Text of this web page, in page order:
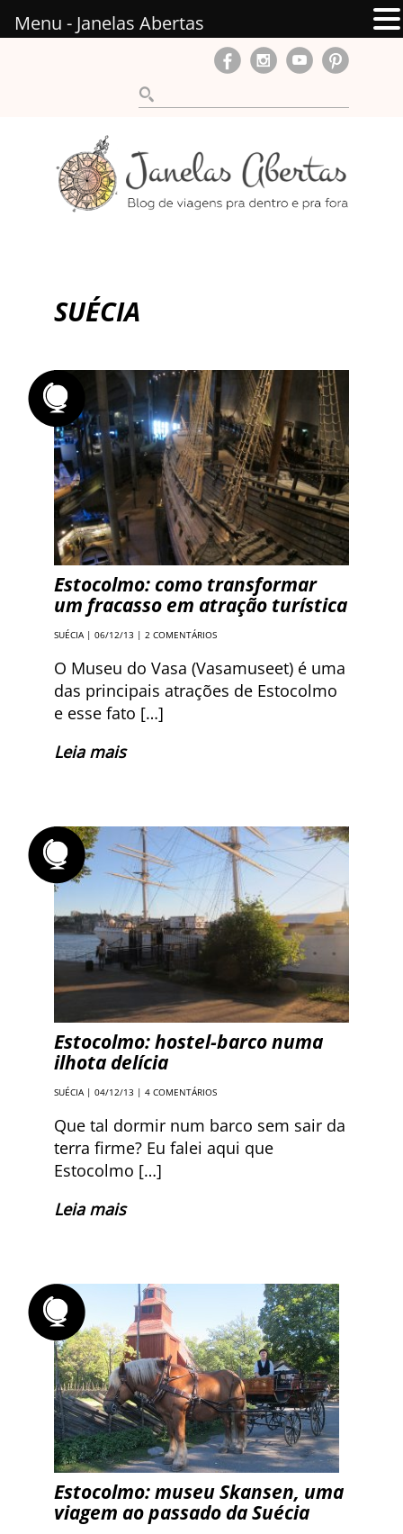
SUÉCIA
Estocolmo: como transformar
um fracasso em atração turística
SUÉCIA| 06/12/13 | 2 COMENTÁRIOS
O Museu do Vasa (Vasamuseet) é uma
das principais atrações de Estocolmo
e esse fato […]
Leia mais
Estocolmo: hostel-barco numa
ilhota delícia
SUÉCIA | 04/12/13 | 4 COMENTÁRIOS
Que tal dormir num barco sem sair da
terra firme? Eu falei aqui que
Estocolmo […]
Leia mais
Estocolmo: museu Skansen, uma
viagem ao passado da Suécia
Menu - Janelas Abertas